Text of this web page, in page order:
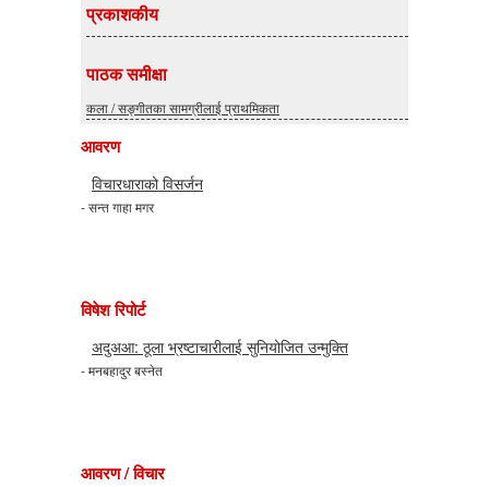
प्रकाशकीय
पाठक समीक्षा
कला / सङ्गीतका सामग्रीलाई प्राथमिकता
आवरण
विचारधाराको विसर्जन
- सन्त गाहा मगर
विषेश रिपोर्ट
अदुअआ: ठूला भ्रष्टाचारीलाई सुनियोजित उन्मुक्ति
- मनबहादुर बस्नेत
आवरण / विचार